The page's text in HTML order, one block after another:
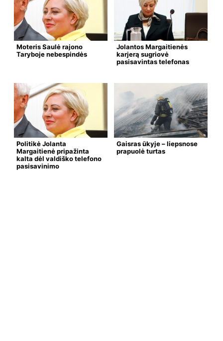
Moteris Saulė rajono
Taryboje nebespindės
Jolantos Margaitienės
karjerą sugriovė
pasisavintas telefonas
Politikė Jolanta
Margaitienė pripažinta
kalta dėl valdiško telefono
pasisavinimo
Gaisras ūkyje – liepsnose
prapuolė turtas